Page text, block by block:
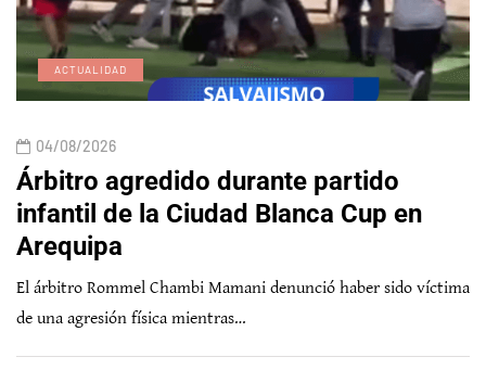
ACTUALIDAD
04/08/2026
Árbitro agredido durante partido
infantil de la Ciudad Blanca Cup en
Arequipa
El árbitro Rommel Chambi Mamani denunció haber sido víctima
de una agresión física mientras…